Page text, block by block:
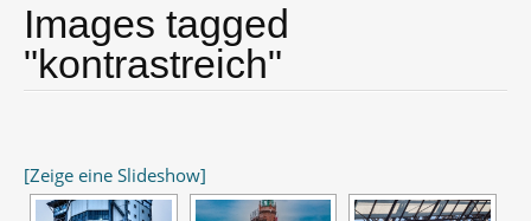
Images tagged
"kontrastreich"
[Zeige eine Slideshow]